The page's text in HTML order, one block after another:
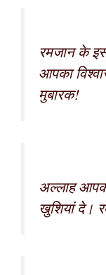
रमजान के
आपका
मुबारक!
अल्लाह
खुशियां दे।